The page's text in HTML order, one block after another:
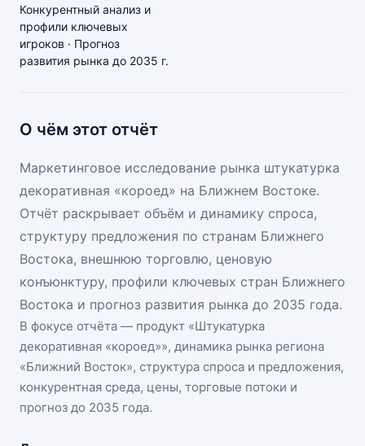
Конкурентный анализ и
профили ключевых
игроков · Прогноз
развития рынка до 2035 г.
О чём этот отчёт
Маркетинговое исследование рынка штукатурка
декоративная «короед» на Ближнем Востоке.
Отчёт раскрывает объём и динамику спроса,
структуру предложения по странам Ближнего
Востока, внешнюю торговлю, ценовую
конъюнктуру, профили ключевых стран Ближнего
Востока и прогноз развития рынка до 2035 года.
В фокусе отчёта — продукт «Штукатурка
декоративная «короед»», динамика рынка региона
«Ближний Восток», структура спроса и предложения,
конкурентная среда, цены, торговые потоки и
прогноз до 2035 года.